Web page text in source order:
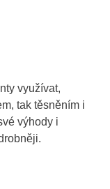
využívat,
tak těsněním i
výhody i